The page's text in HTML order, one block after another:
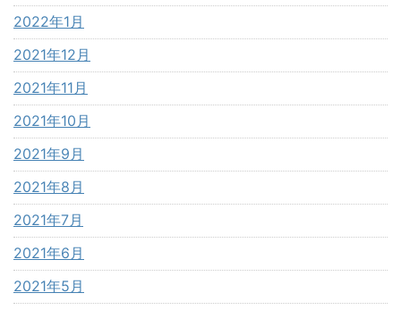
2022年1月
2021年12月
2021年11月
2021年10月
2021年9月
2021年8月
2021年7月
2021年6月
2021年5月